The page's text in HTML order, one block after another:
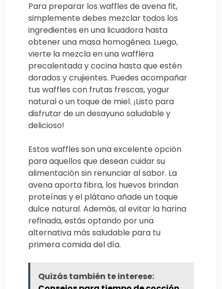
Para preparar los waffles de avena fit,
simplemente debes mezclar todos los
ingredientes en una licuadora hasta
obtener una masa homogénea. Luego,
vierte la mezcla en una wafflera
precalentada y cocina hasta que estén
dorados y crujientes. Puedes acompañar
tus waffles con frutas frescas, yogur
natural o un toque de miel. ¡Listo para
disfrutar de un desayuno saludable y
delicioso!
Estos waffles son una excelente opción
para aquellos que desean cuidar su
alimentación sin renunciar al sabor. La
avena aporta fibra, los huevos brindan
proteínas y el plátano añade un toque
dulce natural. Además, al evitar la harina
refinada, estás optando por una
alternativa más saludable para tu
primera comida del día.
Quizás también te interese: